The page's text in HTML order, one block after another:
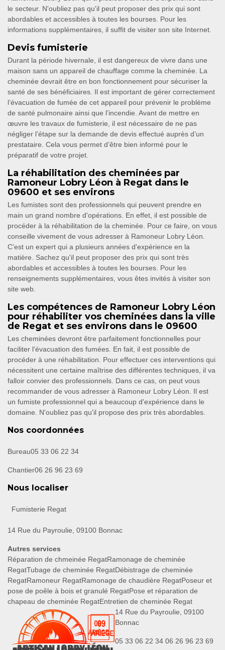
le secteur. N'oubliez pas qu'il peut proposer des prix qui sont
abordables et accessibles à toutes les bourses. Pour les
informations supplémentaires, il suffit de visiter son site Internet.
Devis fumisterie
Durant la période hivernale, il est dangereux de vivre dans une
maison sans un appareil de chauffage comme la cheminée. La
cheminée devrait être en bon fonctionnement pour sécuriser la
santé de ses bénéficiaires. Il est important de gérer correctement
l’évacuation de fumée de cet appareil pour prévenir le problème
de santé pulmonaire ainsi que l’incendie. Avant de mettre en
œuvre les travaux de fumisterie, il est nécessaire de ne pas
négliger l’étape sur la demande de devis effectué auprès d’un
prestataire. Cela vous permet d’être bien informé pour le
préparatif de votre projet.
La réhabilitation des cheminées par
Ramoneur Lobry Léon à Regat dans le
09600 et ses environs
Les fumistes sont des professionnels qui peuvent prendre en
main un grand nombre d'opérations. En effet, il est possible de
procéder à la réhabilitation de la cheminée. Pour ce faire, on vous
conseille vivement de vous adresser à Ramoneur Lobry Léon.
C'est un expert qui a plusieurs années d'expérience en la
matière. Sachez qu'il peut proposer des prix qui sont très
abordables et accessibles à toutes les bourses. Pour les
renseignements supplémentaires, vous êtes invités à visiter son
site web.
Les compétences de Ramoneur Lobry Léon
pour réhabiliter vos cheminées dans la ville
de Regat et ses environs dans le 09600
Les cheminées devront être parfaitement fonctionnelles pour
faciliter l'évacuation des fumées. En fait, il est possible de
procéder à une réhabilitation. Pour effectuer ces interventions qui
nécessitent une certaine maîtrise des différentes techniques, il va
falloir convier des professionnels. Dans ce cas, on peut vous
recommander de vous adresser à Ramoneur Lobry Léon. Il est
un fumiste professionnel qui a beaucoup d'expérience dans le
domaine. N'oubliez pas qu'il propose des prix très abordables.
Nos coordonnées
Bureau05 33 06 22 34
Chantier06 26 96 23 69
Nous localiser
Fumisterie Regat
14 Rue du Payroulie, 09100 Bonnac
Autres services
Réparation de chmeinée RegatRamonage de cheminée
RegatTubage de cheminée RegatDébistrage de cheminée
RegatRamoneur RegatRamonage de chaudière RegatPoseur et
pose de poêle à bois et granulé RegatPose et réparation de
chapeau de cheminée RegatEntretien de cheminée Regat
14 Rue du Payroulie, 09100
Bonnac
05 33 06 22 34 06 26 96 23 69